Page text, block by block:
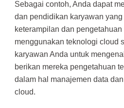
Sebagai contoh, Anda dapat
dan pendidikan karyawan
keterampilan dan
menggunakan teknologi cloud
karyawan Anda untuk
berikan mereka pengetahuan
dalam hal manajemen data
cloud.